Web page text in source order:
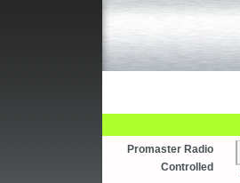
Promaster Radio
Controlled